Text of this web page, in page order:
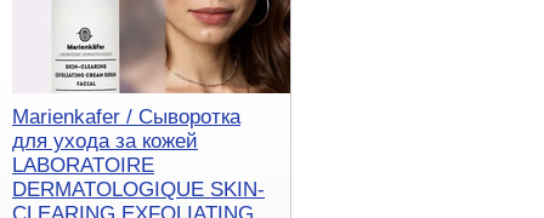
Marienkafer / Сыворотка
для ухода за кожей
LABORATOIRE
DERMATOLOGIQUE SKIN-